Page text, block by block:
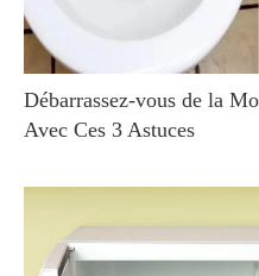
Débarrassez-vous de la
Avec Ces 3 Astuces